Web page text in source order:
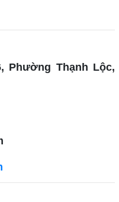
Phường Thạnh Lộc,